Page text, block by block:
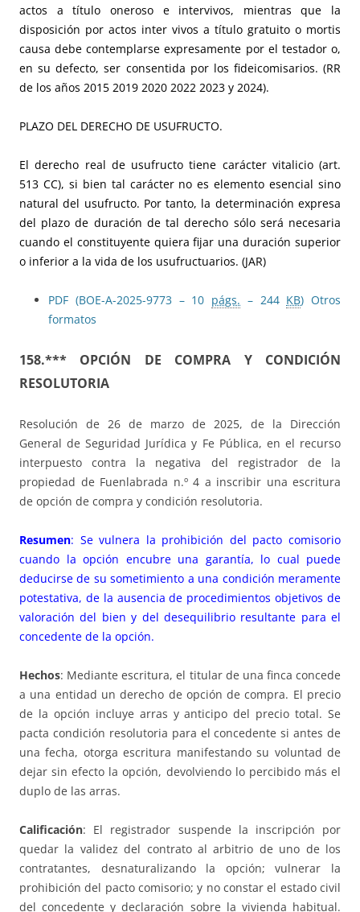
actos a título oneroso e intervivos, mientras que la
disposición por actos inter vivos a título gratuito o mortis
causa debe contemplarse expresamente por el testador o,
en su defecto, ser consentida por los fideicomisarios. (RR
de los años 2015 2019 2020 2022 2023 y 2024).
PLAZO DEL DERECHO DE USUFRUCTO.
El derecho real de usufructo tiene carácter vitalicio (art.
513 CC), si bien tal carácter no es elemento esencial sino
natural del usufructo. Por tanto, la determinación expresa
del plazo de duración de tal derecho sólo será necesaria
cuando el constituyente quiera fijar una duración superior
o inferior a la vida de los usufructuarios. (JAR)
PDF (BOE-A-2025-9773 – 10 págs. – 244 KB) Otros
formatos
158.*** OPCIÓN DE COMPRA Y CONDICIÓN
RESOLUTORIA
Resolución de 26 de marzo de 2025, de la Dirección
General de Seguridad Jurídica y Fe Pública, en el recurso
interpuesto contra la negativa del registrador de la
propiedad de Fuenlabrada n.º 4 a inscribir una escritura
de opción de compra y condición resolutoria.
Resumen: Se vulnera la prohibición del pacto comisorio
cuando la opción encubre una garantía, lo cual puede
deducirse de su sometimiento a una condición meramente
potestativa, de la ausencia de procedimientos objetivos de
valoración del bien y del desequilibrio resultante para el
concedente de la opción.
Hechos: Mediante escritura, el titular de una finca concede
a una entidad un derecho de opción de compra. El precio
de la opción incluye arras y anticipo del precio total. Se
pacta condición resolutoria para el concedente si antes de
una fecha, otorga escritura manifestando su voluntad de
dejar sin efecto la opción, devolviendo lo percibido más el
duplo de las arras.
Calificación: El registrador suspende la inscripción por
quedar la validez del contrato al arbitrio de uno de los
contratantes, desnaturalizando la opción; vulnerar la
prohibición del pacto comisorio; y no constar el estado civil
del concedente y declaración sobre la vivienda habitual.